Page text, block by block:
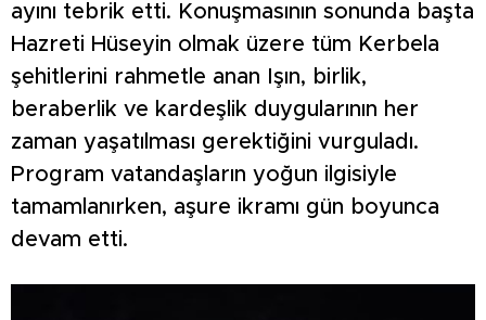
ayını tebrik etti. Konuşmasının sonunda başta
Hazreti Hüseyin olmak üzere tüm Kerbela
şehitlerini rahmetle anan Işın, birlik,
beraberlik ve kardeşlik duygularının her
zaman yaşatılması gerektiğini vurguladı.
Program vatandaşların yoğun ilgisiyle
tamamlanırken, aşure ikramı gün boyunca
devam etti.